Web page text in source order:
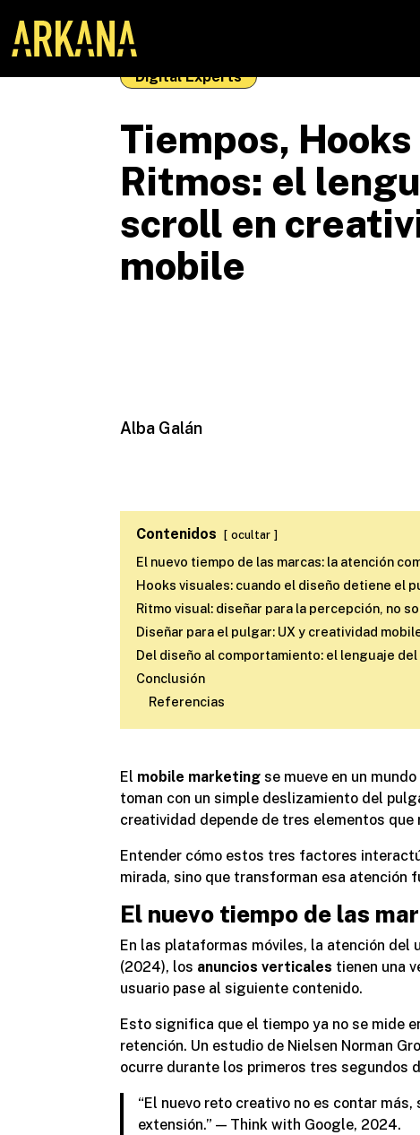
Digital Experts
Tiempos,
Ritmos: el
scroll en
mobile
Alba Galán
Contenidos ocultar
El nuevo tiempo de las marcas: la atención
Hooks visuales: cuando el diseño detiene el
Ritmo visual: diseñar para la percepción, no
Diseñar para el pulgar: UX y creatividad
Del diseño al comportamiento: el lenguaje
Conclusión
Referencias
El mobile marketing se mueve en un
toman con un simple deslizamiento del
creatividad depende de tres elementos que
Entender cómo estos tres factores
mirada, sino que transforman esa atención
El nuevo tiempo de las
En las plataformas móviles, la atención del
(2024), los anuncios verticales tienen una
usuario pase al siguiente contenido.
Esto significa que el tiempo ya no se mide
retención. Un estudio de Nielsen Norman
ocurre durante los primeros tres segundos
“El nuevo reto creativo no es contar
extensión.” — Think with Google, 2024.